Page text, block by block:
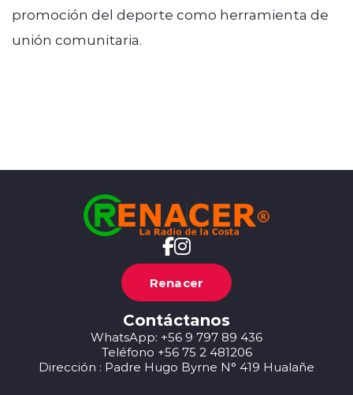
promoción del deporte como herramienta de
unión comunitaria.
Renacer
Contáctanos
WhatsApp: +56 9 797 89 436
Teléfono +56 75 2 481206
Dirección : Padre Hugo Byrne N° 419 Hualañe